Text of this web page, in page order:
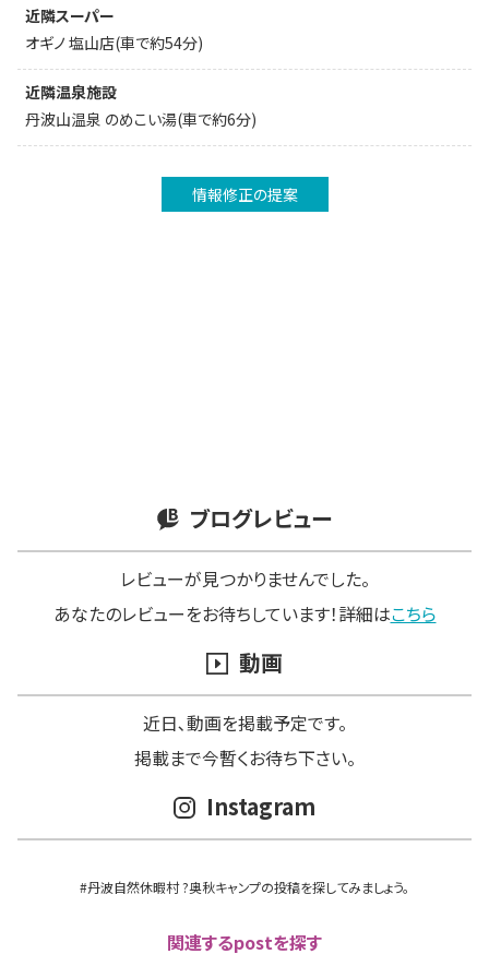
近隣スーパー
オギノ 塩山店(車で約54分)
近隣温泉施設
丹波山温泉 のめこい湯(車で約6分)
情報修正の提案
ブログレビュー
レビューが見つかりませんでした。
あなたのレビューをお待ちしています！詳細はこちら
動画
近日､動画を掲載予定です。
掲載まで今暫くお待ち下さい。
Instagram
#丹波自然休暇村 ?奥秋キャンプの投稿を探してみましょう。
関連するpostを探す